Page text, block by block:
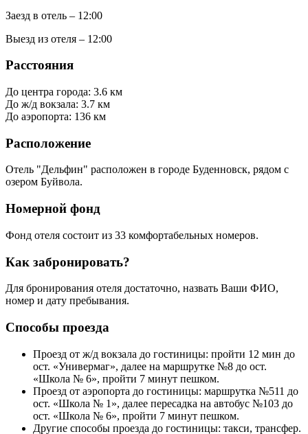
Заезд в отель – 12:00
Выезд из отеля – 12:00
Расстояния
До центра города: 3.6 км
До ж/д вокзала: 3.7 км
До аэропорта: 136 км
Расположение
Отель "Дельфин" расположен в городе Буденновск, рядом с
озером Буйвола.
Номерной фонд
Фонд отеля состоит из 33 комфортабельных номеров.
Как забронировать?
Для бронирования отеля достаточно, назвать Ваши ФИО,
номер и дату пребывания.
Способы проезда
Проезд от ж/д вокзала до гостиницы: пройти 12 мин до
ост. «Универмаг», далее на маршрутке №8 до ост.
«Школа № 6», пройти 7 минут пешком.
Проезд от аэропорта до гостиницы: маршрутка №511 до
ост. «Школа № 1», далее пересадка на автобус №103 до
ост. «Школа № 6», пройти 7 минут пешком.
Другие способы проезда до гостиницы: такси, трансфер.